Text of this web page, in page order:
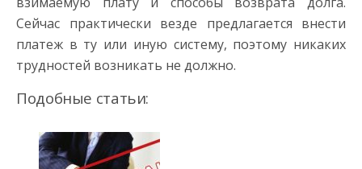
Сейчас практически везде предлагается внести
платеж в ту или иную систему, поэтому никаких
трудностей возникать не должно.
Подобные статьи: